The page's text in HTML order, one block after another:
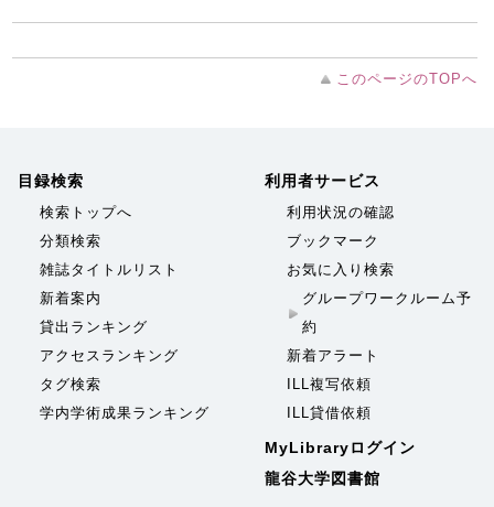
このページのTOPへ
目録検索
検索トップへ
分類検索
雑誌タイトルリスト
新着案内
貸出ランキング
アクセスランキング
タグ検索
学内学術成果ランキング
利用者サービス
利用状況の確認
ブックマーク
お気に入り検索
グループワークルーム予
約
新着アラート
ILL複写依頼
ILL貸借依頼
MyLibraryログイン
龍谷大学図書館